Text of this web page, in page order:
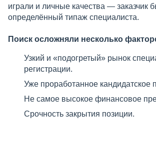
играли и личные качества — заказчик
определённый типаж специалиста.
Поиск осложняли несколько
Узкий и «подогретый» рынок
регистрации.
Уже проработанное кандидатское
Не самое высокое финансовое
Срочность закрытия позиции.